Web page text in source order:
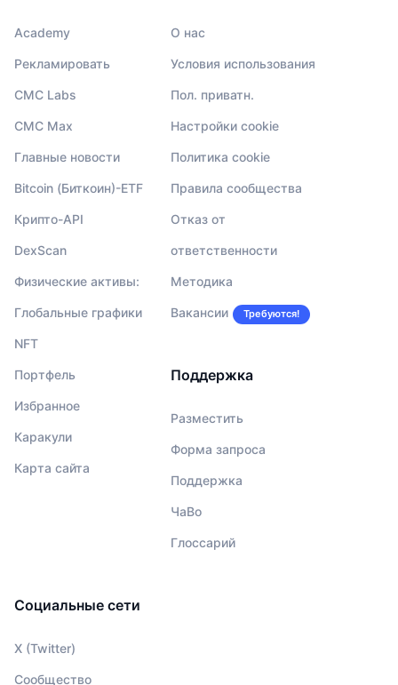
Academy
Рекламировать
CMC Labs
CMC Max
Главные новости
Bitcoin (Биткоин)-ETF
Крипто-API
DexScan
Физические активы:
Глобальные графики
NFT
Портфель
Избранное
Каракули
Карта сайта
О нас
Условия использования
Пол. приватн.
Настройки cookie
Политика cookie
Правила сообщества
Отказ от
ответственности
Методика
Вакансии Требуются!
Поддержка
Разместить
Форма запроса
Поддержка
ЧаВо
Глоссарий
Социальные сети
X (Twitter)
Сообщество